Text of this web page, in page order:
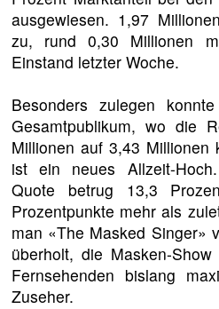
ausgewiesen. 1,97
zu, rund 0,30 Millionen
Einstand letzter Woche.
Besonders zulegen
Gesamtpublikum, wo die
Millionen auf 3,43 Millionen
ist ein neues Allzeit-
Quote betrug 13,3
Prozentpunkte mehr als
man «The Masked Singer»
überholt, die Masken-
Fernsehenden bislang
Zuseher.